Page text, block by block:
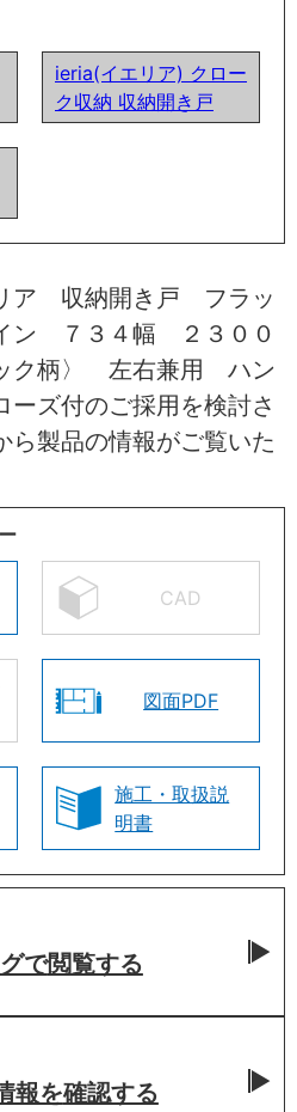
ieria(イエリア) クロー
ク収納 収納開き戸
ア 収納開き戸 フラッ
ン ７３４幅 ２３００
ク柄〉 左右兼用 ハン
ズ付のご採用を検討さ
ら製品の情報がご覧いた
CAD
図面PDF
施工・取扱説
明書
で閲覧する
報を確認する